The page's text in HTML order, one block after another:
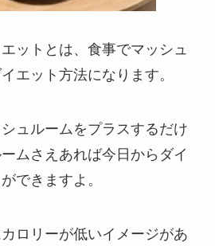
ットとは、食事でマッシュ
エット方法になります。
ュルームをプラスするだけ
ムさえあれば今日からダイ
できますよ。
ロリーが低いイメージがあ